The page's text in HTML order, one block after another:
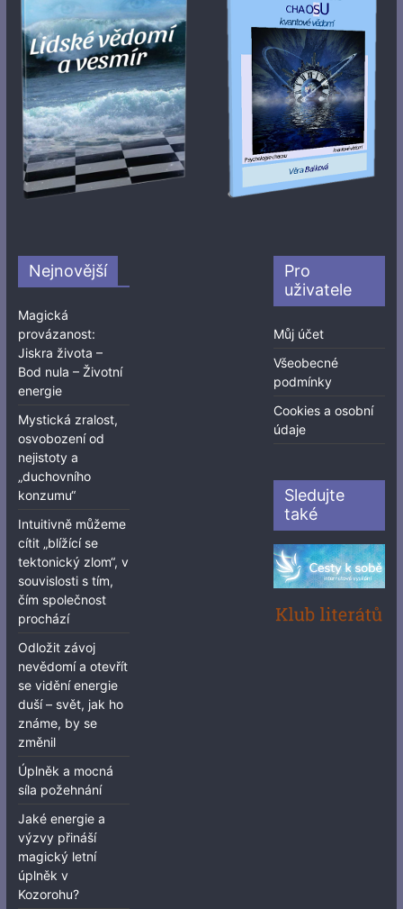
Nejnovější
Magická
provázanost:
Jiskra života –
Bod nula – Životní
energie
Mystická zralost,
osvobození od
nejistoty a
„duchovního
konzumu“
Intuitivně můžeme
cítit „blížící se
tektonický zlom“, v
souvislosti s tím,
čím společnost
prochází
Odložit závoj
nevědomí a otevřít
se vidění energie
duší – svět, jak ho
známe, by se
změnil
Úplněk a mocná
síla požehnání
Jaké energie a
výzvy přináší
magický letní
úplněk v
Kozorohu?
Pro
uživatele
Můj účet
Všeobecné
podmínky
Cookies a osobní
údaje
Sledujte
také